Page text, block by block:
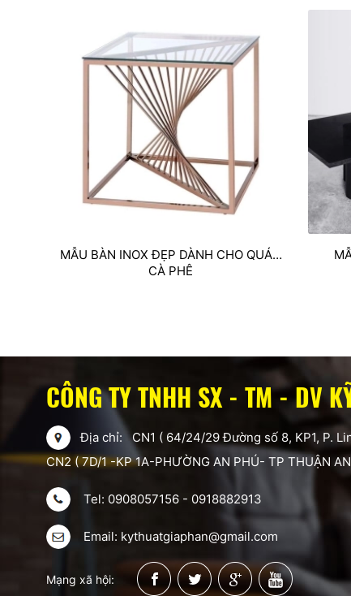
MẪU BÀN INOX ĐẸP DÀNH CHO QUÁN
CÀ PHÊ
CÔNG TY TNHH SX - TM - DV
Địa chỉ: CN1 ( 64/24/29 Đường số 8, KP1, P.
CN2 ( 7D/1 -KP 1A-PHƯỜNG AN PHÚ- TP THUẬN
Tel: 0908057156 - 0918882913
Email: kythuatgiaphan@gmail.com
Mạng xã hội: